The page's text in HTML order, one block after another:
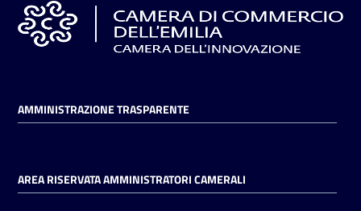
AMMINISTRAZIONE TRASPARENTE
AREA RISERVATA AMMINISTRATORI CAMERALI